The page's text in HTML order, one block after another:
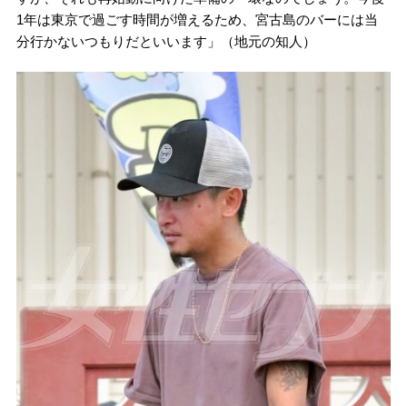
1年は東京で過ごす時間が増えるため、宮古島のバーには当
分行かないつもりだといいます」（地元の知人）